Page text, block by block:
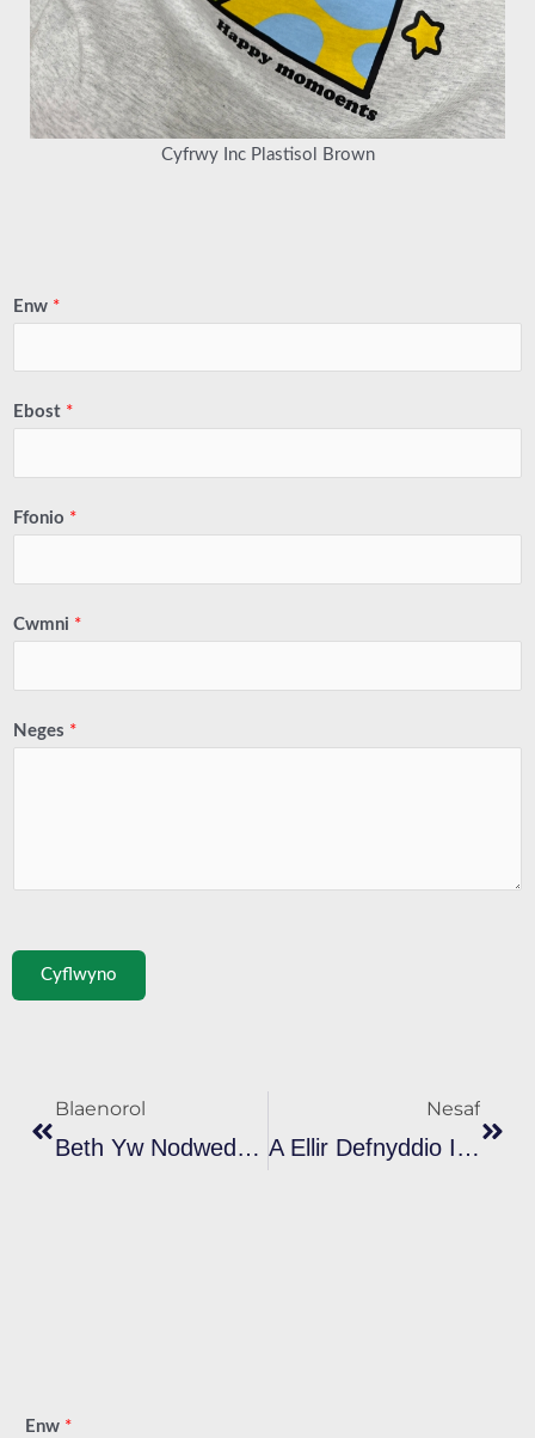
Cyfrwy Inc Plastisol Brown
Enw *
Ebost *
Ffonio *
Cwmni *
Neges *
Cyflwyno
Blaenorol
Beth Yw Nodweddion Allweddol Inc Plastisol Gwyn?
Nesaf
A Ellir Defnyddio Inc Plastisol Persawrus Ar Ffabrigau A Deunyddiau Amrywiol?
Enw *